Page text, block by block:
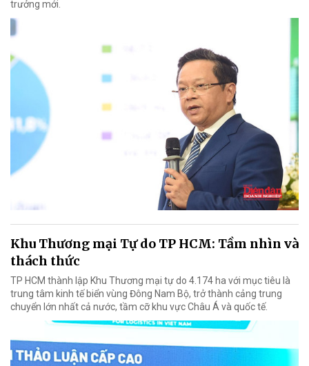
trưởng mới.
Khu Thương mại Tự do TP HCM: Tầm nhìn và
thách thức
TP HCM thành lập Khu Thương mại tự do 4.174 ha với mục tiêu là
trung tâm kinh tế biển vùng Đông Nam Bộ, trở thành cảng trung
chuyển lớn nhất cả nước, tầm cỡ khu vực Châu Á và quốc tế.